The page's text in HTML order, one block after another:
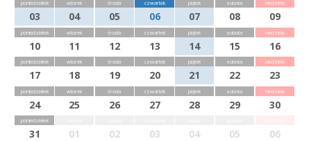
poniedziałek
03
wtorek
04
środa
05
czwartek
06
piątek
07
sobota
08
niedziela
09
poniedziałek
10
wtorek
11
środa
12
czwartek
13
piątek
14
sobota
15
niedziela
16
poniedziałek
17
wtorek
18
środa
19
czwartek
20
piątek
21
sobota
22
niedziela
23
poniedziałek
24
wtorek
25
środa
26
czwartek
27
piątek
28
sobota
29
niedziela
30
poniedziałek
31 01 02 03 04 05 06